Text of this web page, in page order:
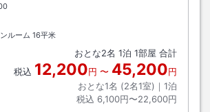
ックアウト
ルーム 16平米
おとな2名 1泊 1部屋 合計
税込 12,200円 〜 45,200円
おとな1名 (2名1室)｜ 1泊
税込 6,100円〜22,600円